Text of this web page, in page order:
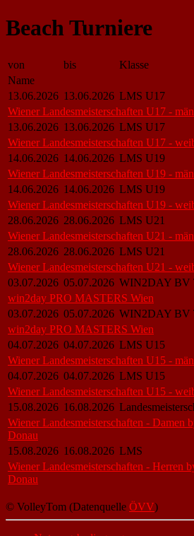
Beach Turniere
von bis
Klasse
Name
13.06.2026 13.06.2026 LMS U17
Wiener Landesmeisterschaften U17 -
13.06.2026 13.06.2026 LMS U17
Wiener Landesmeisterschaften U17 -
14.06.2026 14.06.2026 LMS U19
Wiener Landesmeisterschaften U19 -
14.06.2026 14.06.2026 LMS U19
Wiener Landesmeisterschaften U19 -
28.06.2026 28.06.2026 LMS U21
Wiener Landesmeisterschaften U21 -
28.06.2026 28.06.2026 LMS U21
Wiener Landesmeisterschaften U21 -
03.07.2026 05.07.2026 WIN2DAY BV
win2day PRO MASTERS Wien
03.07.2026 05.07.2026 WIN2DAY BV
win2day PRO MASTERS Wien
04.07.2026 04.07.2026 LMS U15
Wiener Landesmeisterschaften U15 -
04.07.2026 04.07.2026 LMS U15
Wiener Landesmeisterschaften U15 -
15.08.2026 16.08.2026
Wiener Landesmeisterschaften - Damen
Donau
15.08.2026 16.08.2026 LMS
Wiener Landesmeisterschaften - Herren
Donau
© VolleyTom (Datenquelle ÖVV)